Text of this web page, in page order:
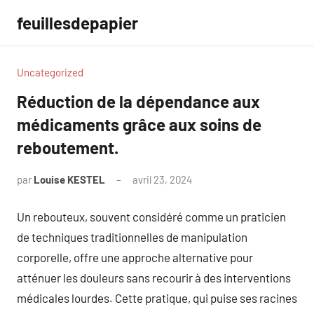
contenu
feuillesdepapier
Uncategorized
Réduction de la dépendance aux
médicaments grâce aux soins de
reboutement.
par Louise KESTEL avril 23, 2024
Un rebouteux, souvent considéré comme un praticien
de techniques traditionnelles de manipulation
corporelle, offre une approche alternative pour
atténuer les douleurs sans recourir à des interventions
médicales lourdes. Cette pratique, qui puise ses racines